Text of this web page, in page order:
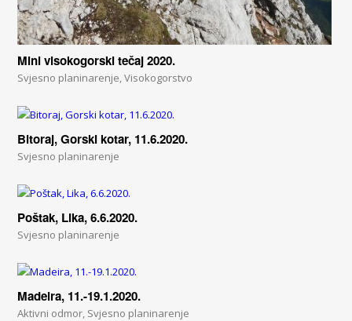
Mini visokogorski tečaj 2020.
Svjesno planinarenje,Visokogorstvo
Bitoraj, Gorski kotar, 11.6.2020.
Svjesno planinarenje
Poštak, Lika, 6.6.2020.
Svjesno planinarenje
Madeira, 11.-19.1.2020.
Aktivni odmor, Svjesno planinarenje